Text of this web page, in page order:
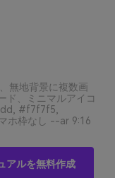
無地背景に複数画
ド、ミニマルアイコ
#f7f7f5,
ホ枠なし --ar 9:16
アルを無料作成